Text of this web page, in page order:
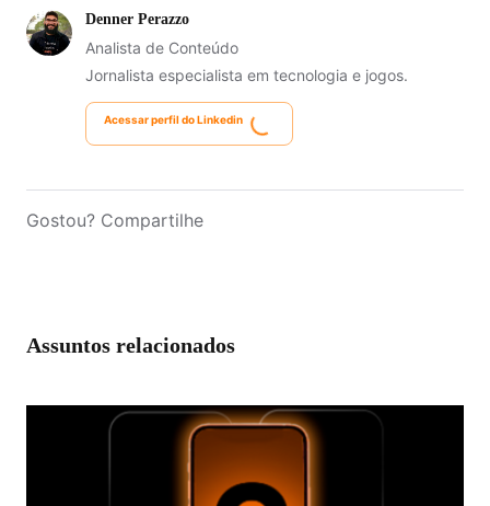
Denner Perazzo
Analista de Conteúdo
Jornalista especialista em tecnologia e jogos.
Acessar perfil do Linkedin
Gostou? Compartilhe
Assuntos relacionados